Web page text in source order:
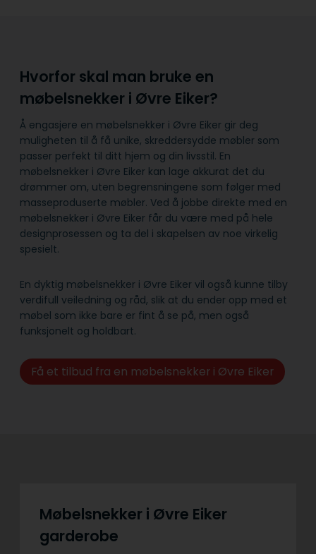
Hvorfor skal man bruke en
møbelsnekker i Øvre Eiker?
Å engasjere en møbelsnekker i Øvre Eiker gir deg
muligheten til å få unike, skreddersydde møbler som
passer perfekt til ditt hjem og din livsstil. En
møbelsnekker i Øvre Eiker kan lage akkurat det du
drømmer om, uten begrensningene som følger med
masseproduserte møbler. Ved å jobbe direkte med en
møbelsnekker i Øvre Eiker får du være med på hele
designprosessen og ta del i skapelsen av noe virkelig
spesielt.
En dyktig møbelsnekker i Øvre Eiker vil også kunne tilby
verdifull veiledning og råd, slik at du ender opp med et
møbel som ikke bare er fint å se på, men også
funksjonelt og holdbart.
Få et tilbud fra en møbelsnekker i Øvre Eiker
Møbelsnekker i Øvre Eiker
garderobe